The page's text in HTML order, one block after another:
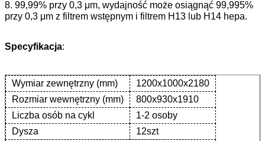
8. 99,99% przy 0,3 μm, wydajność może osiągnąć 99,995%
przy 0,3 μm z filtrem wstępnym i filtrem H13 lub H14 hepa.
Specyfikacja:
Wymiar zewnętrzny (mm)
1200x1000x2180
Rozmiar wewnętrzny (mm)
800x930x1910
Liczba osób na cykl
1-2 osoby
Dysza
12szt